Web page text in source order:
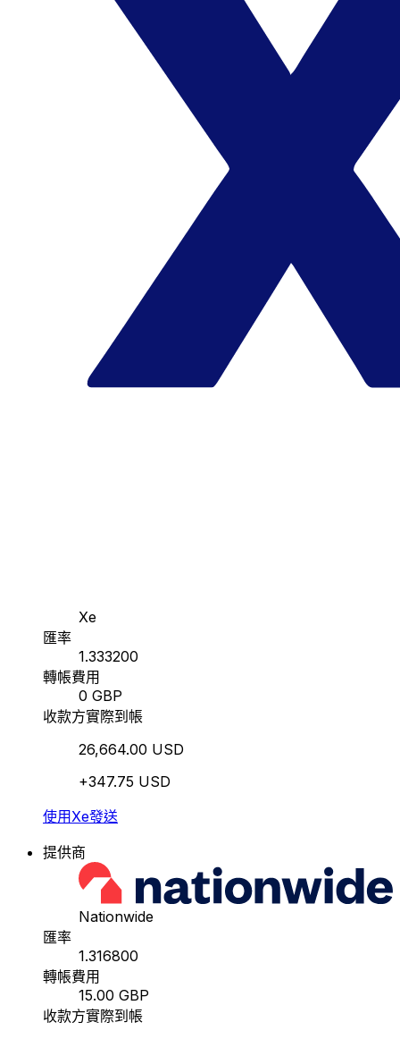
Xe
匯率
1.333200
轉帳費用
0 GBP
收款方實際到帳
26,664.00 USD
+347.75 USD
使用Xe發送
提供商
Nationwide
匯率
1.316800
轉帳費用
15.00 GBP
收款方實際到帳